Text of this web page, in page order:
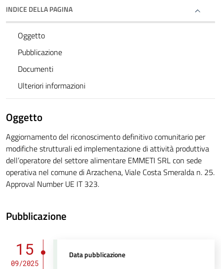
INDICE DELLA PAGINA
Oggetto
Pubblicazione
Documenti
Ulteriori informazioni
Oggetto
Aggiornamento del riconoscimento definitivo comunitario per
modifiche strutturali ed implementazione di attività produttiva
dell’operatore del settore alimentare EMMETI SRL con sede
operativa nel comune di Arzachena, Viale Costa Smeralda n. 25.
Approval Number UE IT 323.
Pubblicazione
15
09/2025
Data pubblicazione